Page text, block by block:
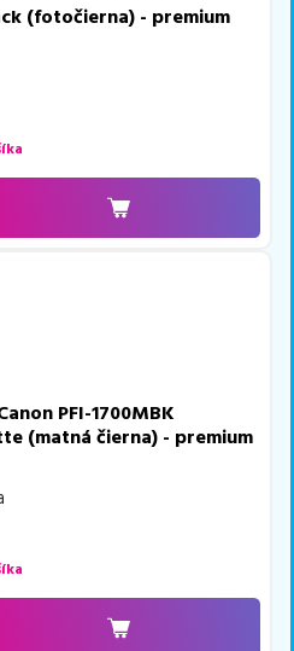
(fotočierna) - premium
PFI-1700MBK
(matná čierna) - premium